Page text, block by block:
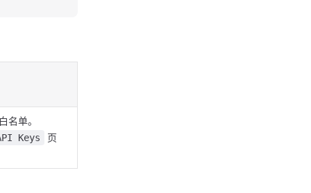
名单。
Keys 页